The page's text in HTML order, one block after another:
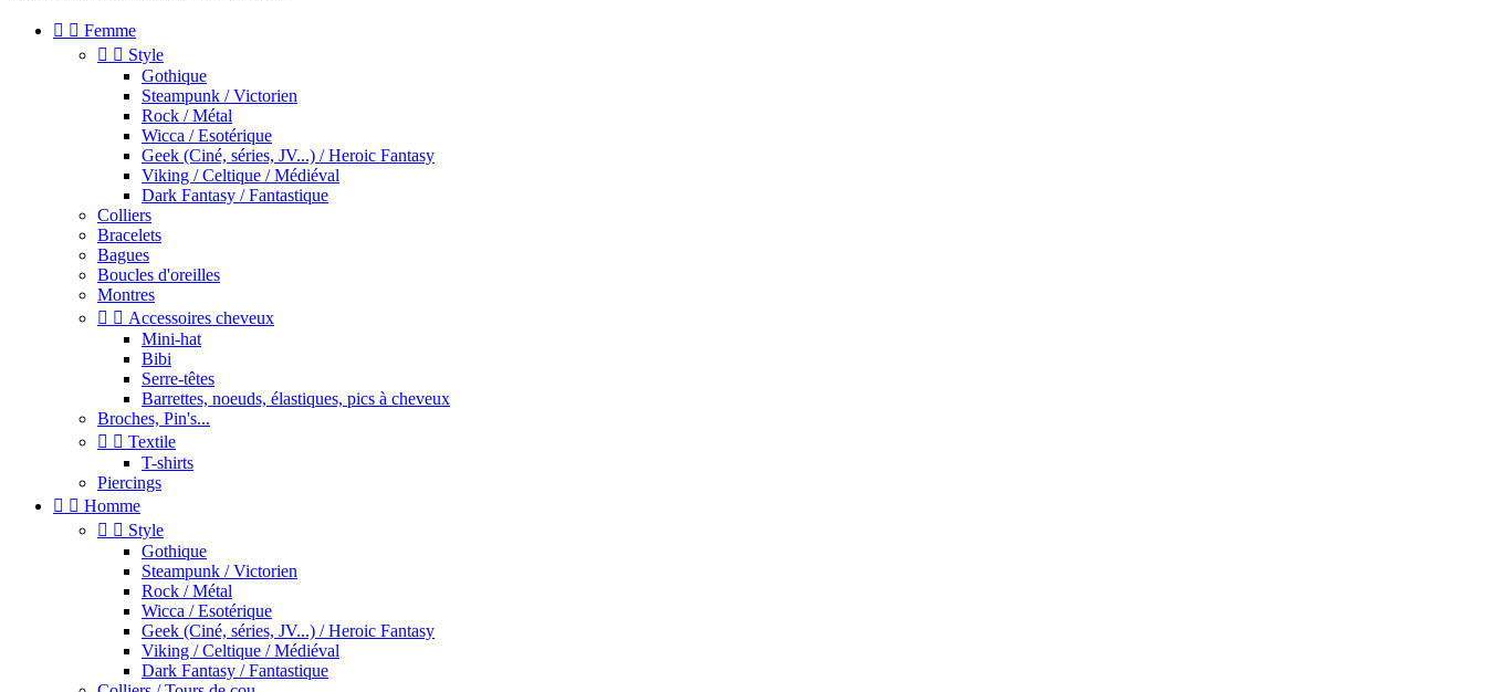
  Femme
  Style
Gothique
Steampunk / Victorien
Rock / Métal
Wicca / Esotérique
Geek (Ciné, séries, JV...) / Heroic Fantasy
Viking / Celtique / Médiéval
Dark Fantasy / Fantastique
Colliers
Bracelets
Bagues
Boucles d'oreilles
Montres
  Accessoires cheveux
Mini-hat
Bibi
Serre-têtes
Barrettes, noeuds, élastiques, pics à cheveux
Broches, Pin's...
  Textile
T-shirts
Piercings
  Homme
  Style
Gothique
Steampunk / Victorien
Rock / Métal
Wicca / Esotérique
Geek (Ciné, séries, JV...) / Heroic Fantasy
Viking / Celtique / Médiéval
Dark Fantasy / Fantastique